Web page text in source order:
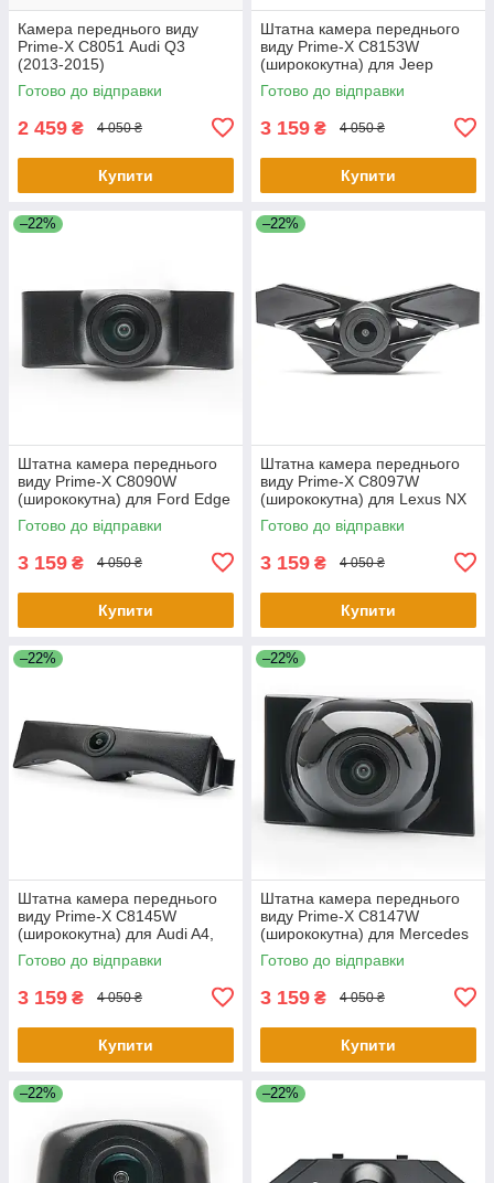
Камера переднього виду
Prime-X С8051 Audi Q3
(2013-2015)
Готово до відправки
2 459 ₴ 4 050 ₴
Купити
Штатна камера переднього
виду Prime-X C8153W
(ширококутна) для Jeep
Cherokee 2016-2018
Готово до відправки
3 159 ₴ 4 050 ₴
Купити
–22%
Штатна камера переднього
виду Prime-X C8090W
(ширококутна) для Ford Edge
2015-2017
Готово до відправки
3 159 ₴ 4 050 ₴
Купити
–22%
Штатна камера переднього
виду Prime-X C8097W
(ширококутна) для Lexus NX
2015-2017
Готово до відправки
3 159 ₴ 4 050 ₴
Купити
–22%
Штатна камера переднього
виду Prime-X C8145W
(ширококутна) для Audi A4,
A4L 2017-2018
Готово до відправки
3 159 ₴ 4 050 ₴
Купити
–22%
Штатна камера переднього
виду Prime-X C8147W
(ширококутна) для Mercedes
E-class 2016-2019
Готово до відправки
3 159 ₴ 4 050 ₴
Купити
–22% –22%